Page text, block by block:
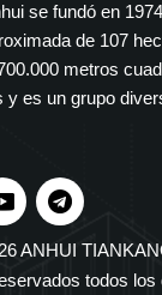
se fundó en
de 107
metros
y es un grupo
cables ópticos,
inteligentes
productos se
eléctrico, de
cuenta con
ANHUI
todos los